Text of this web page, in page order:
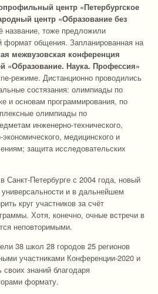
центр «Петербургское
центр «Образование без
название, тоже предложили
формат общения. Запланированная на
межвузовская конференция
«Образование. Наука. Профессия»
режиме. Дистанционно проводились
состязания: олимпиады по
и основам программирования, по
олимпиады по
инженерно-технического,
медицинского и
защита исследовательских
Санкт-Петербурге с 2004 года, новый
и в дальнейшем
круг участников за счёт
Хотя, конечно, очные встречи в
неповторимыми.
38 школ 28 городов 25 регионов
участниками Конференции-2020 и
знаний благодаря
формату.